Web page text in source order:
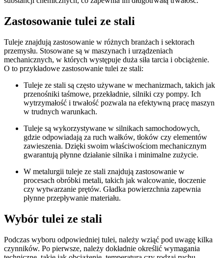
Zastosowanie tulei ze stali
Tuleje znajdują zastosowanie w różnych branżach i sektorach
przemysłu. Stosowane są w maszynach i urządzeniach
mechanicznych, w których występuje duża siła tarcia i obciążenie.
O to przykładowe zastosowanie tulei ze stali:
Tuleje ze stali są często używane w mechanizmach, takich jak
przenośniki taśmowe, przekładnie, silniki czy pompy. Ich
wytrzymałość i trwałość pozwala na efektywną pracę maszyn
w trudnych warunkach.
Tuleje są wykorzystywane w silnikach samochodowych,
gdzie odpowiadają za ruch wałków, tłoków czy elementów
zawieszenia. Dzięki swoim właściwościom mechanicznym
gwarantują płynne działanie silnika i minimalne zużycie.
W metalurgii tuleje ze stali znajdują zastosowanie w
procesach obróbki metali, takich jak walcowanie, tłoczenie
czy wytwarzanie prętów. Gładka powierzchnia zapewnia
płynne przepływanie materiału.
Wybór tulei ze stali
Podczas wyboru odpowiedniej tulei, należy wziąć pod uwagę kilka
czynników. Po pierwsze, należy dokładnie określić wymagania